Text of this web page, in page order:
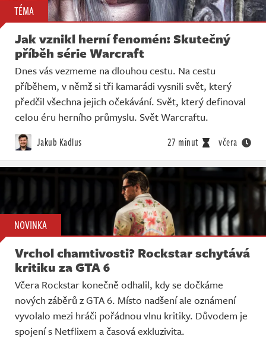
TÉMA
Jak vznikl herní fenomén: Skutečný
příběh série Warcraft
Dnes vás vezmeme na dlouhou cestu. Na cestu
příběhem, v němž si tři kamarádi vysnili svět, který
předčil všechna jejich očekávání. Svět, který definoval
celou éru herního průmyslu. Svět Warcraftu.
Jakub Kadlus 27 minut včera
NOVINKA
Vrchol chamtivosti? Rockstar schytává
kritiku za GTA 6
Včera Rockstar konečně odhalil, kdy se dočkáme
nových záběrů z GTA 6. Místo nadšení ale oznámení
vyvolalo mezi hráči pořádnou vlnu kritiky. Důvodem je
spojení s Netflixem a časová exkluzivita.